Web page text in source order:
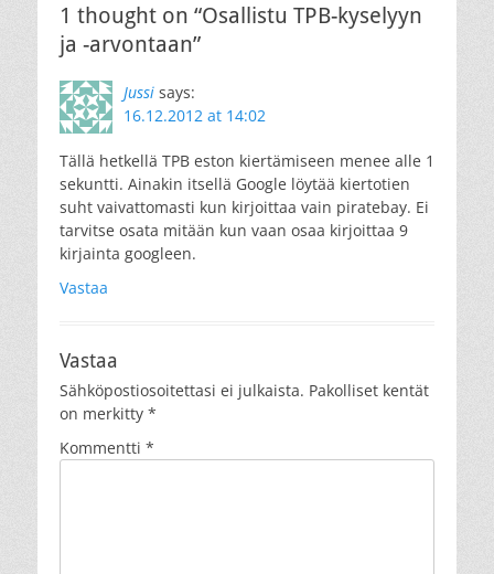
1 thought on “Osallistu TPB-kyselyyn
ja -arvontaan”
Jussi says:
16.12.2012 at 14:02
Tällä hetkellä TPB eston kiertämiseen menee alle 1
sekuntti. Ainakin itsellä Google löytää kiertotien
suht vaivattomasti kun kirjoittaa vain piratebay. Ei
tarvitse osata mitään kun vaan osaa kirjoittaa 9
kirjainta googleen.
Vastaa
Vastaa
Sähköpostiosoitettasi ei julkaista. Pakolliset kentät
on merkitty *
Kommentti *